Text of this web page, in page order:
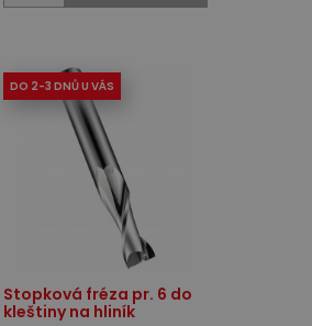
DO 2-3 DNŮ U VÁS
Stopková fréza pr. 6 do
kleštiny na hliník